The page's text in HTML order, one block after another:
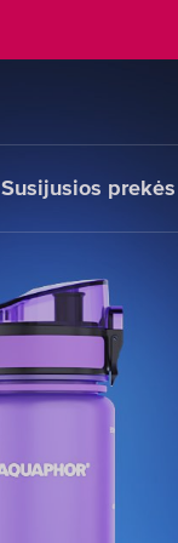
Susijusios prekės